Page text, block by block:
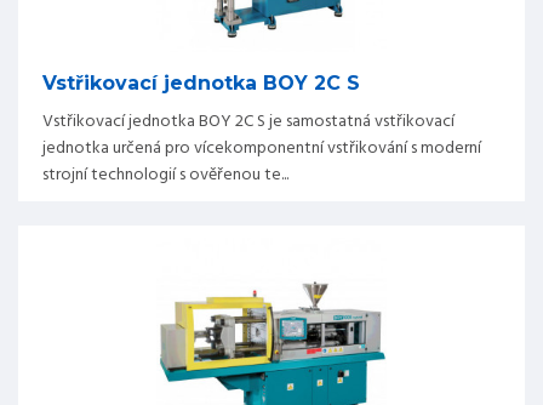
Vstřikovací jednotka BOY 2C S
Vstřikovací jednotka BOY 2C S je samostatná vstřikovací
jednotka určená pro vícekomponentní vstřikování s moderní
strojní technologií s ověřenou te...